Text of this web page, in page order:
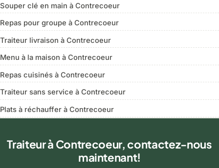
Souper clé en main à Contrecoeur
Repas pour groupe à Contrecoeur
Traiteur livraison à Contrecoeur
Menu à la maison à Contrecoeur
Repas cuisinés à Contrecoeur
Traiteur sans service à Contrecoeur
Plats à réchauffer à Contrecoeur
Traiteur à Contrecoeur, contactez-nous
maintenant!